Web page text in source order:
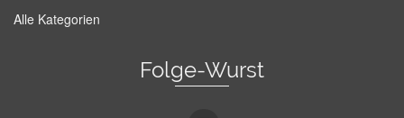
Alle Kategorien
Folge-Wurst